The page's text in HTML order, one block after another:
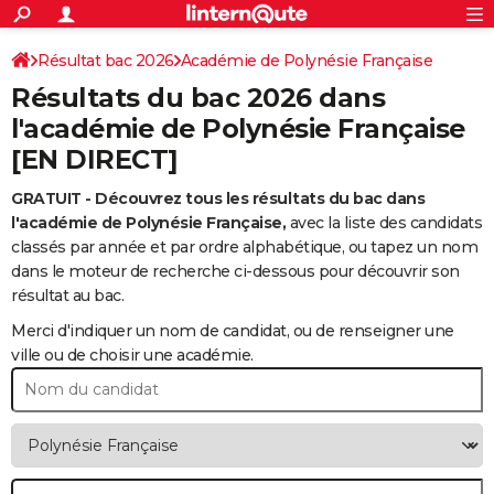
ACTUALITÉS
Politique
Société
Faits Divers
Education
Monde
Villes
+
SPORT
Coupe du monde 2026
Football
Tennis
Cyclisme
Rugby
Forum
CULTURE
Programme TV
TNT
Streaming
Cinéma
Sorties cinéma
Musique
+FINANCE
Retraite
Impôts
Epargne
Immobilier
Risques naturels par ville
Banque
Assurance
Crédit
AUTO
Essais
Réserver un essai
Citadines
Berlines
SUV
Forum auto
+
HIGH-TECH
Mobiles
Meilleur smartphone
Internet
Ordinateurs
Jeux vidéo
Guide high-tech
+
BRICOLAGE
Forum
Aménagement intérieur
Extérieur
Cuisine
Salle de bains
Jardinage
Rangement
+ WEEK-END
Guides de France
Escapades
Patrimoine
Expositions
Musées
Week-end nature
LIFESTYLE
Art de vivre
Bien-être
Loisirs
Mode
Modes de vie
+
Alimentation
Guide de la santé
Maladies
Médicaments
Sommeil
+VOYAGE
Rechercher
S'inscrire
Connexion
Résultat bac 2026 Académie de Polynésie Française
Résultats du bac 2026 dans
l'académie de Polynésie Française
[EN DIRECT]
GRATUIT - Découvrez tous les résultats du bac dans
l'académie de Polynésie Française, avec la liste des candidats
classés par année et par ordre alphabétique, ou tapez un nom
dans le moteur de recherche ci-dessous pour découvrir son
résultat au bac.
Merci d'indiquer un nom de candidat, ou de renseigner une
ville ou de choisir une académie.